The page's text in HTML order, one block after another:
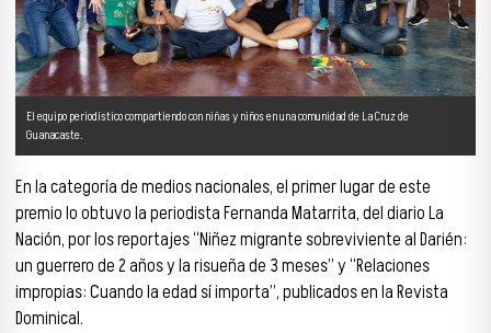
El equipo periodístico compartiendo con niñas y niños en una comunidad de La Cruz de
Guanacaste.
En la categoría de medios nacionales, el primer lugar de este
premio lo obtuvo la periodista Fernanda Matarrita, del diario La
Nación, por los reportajes “Niñez migrante sobreviviente al Darién:
un guerrero de 2 años y la risueña de 3 meses” y “Relaciones
impropias: Cuando la edad sí importa”, publicados en la Revista
Dominical.